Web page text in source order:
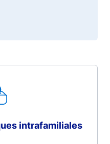
intrafamiliales